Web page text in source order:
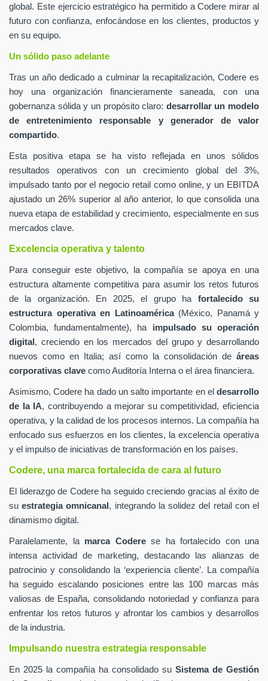
global. Este ejercicio estratégico ha permitido a Codere mirar al
futuro con confianza, enfocándose en los clientes, productos y
en su equipo.
Un sólido paso adelante
Tras un año dedicado a culminar la recapitalización, Codere es
hoy una organización financieramente saneada, con una
gobernanza sólida y un propósito claro: desarrollar un modelo
de entretenimiento responsable y generador de valor
compartido.
Esta positiva etapa se ha visto reflejada en unos sólidos
resultados operativos con un crecimiento global del 3%,
impulsado tanto por el negocio retail como online, y un EBITDA
ajustado un 26% superior al año anterior, lo que consolida una
nueva etapa de estabilidad y crecimiento, especialmente en sus
mercados clave.
Excelencia operativa y talento
Para conseguir este objetivo, la compañía se apoya en una
estructura altamente competitiva para asumir los retos futuros
de la organización. En 2025, el grupo ha fortalecido su
estructura operativa en Latinoamérica(México, Panamá y
Colombia, fundamentalmente), ha impulsado su operación
digital , creciendo en los mercados del grupo y desarrollando
nuevos como en Italia; así como la consolidación de áreas
corporativas clave como Auditoría Interna o el área financiera.
Asimismo, Codere ha dado un salto importante en el desarrollo
de la IA, contribuyendo a mejorar su competitividad, eficiencia
operativa, y la calidad de los procesos internos. La compañía ha
enfocado sus esfuerzos en los clientes, la excelencia operativa
y el impulso de iniciativas de transformación en los países.
Codere, una marca fortalecida de cara al futuro
El liderazgo de Codere ha seguido creciendo gracias al éxito de
suestrategia omnicanal , integrando la solidez del retail con el
dinamismo digital.
Paralelamente, la marca Coderese ha fortalecido con una
intensa actividad de marketing, destacando las alianzas de
patrocinio y consolidando la ‘experiencia cliente’. La compañía
ha seguido escalando posiciones entre las 100 marcas más
valiosas de España, consolidando notoriedad y confianza para
enfrentar los retos futuros y afrontar los cambios y desarrollos
de la industria.
Impulsando nuestra estrategia responsable
En 2025 la compañía ha consolidado su Sistema de Gestión